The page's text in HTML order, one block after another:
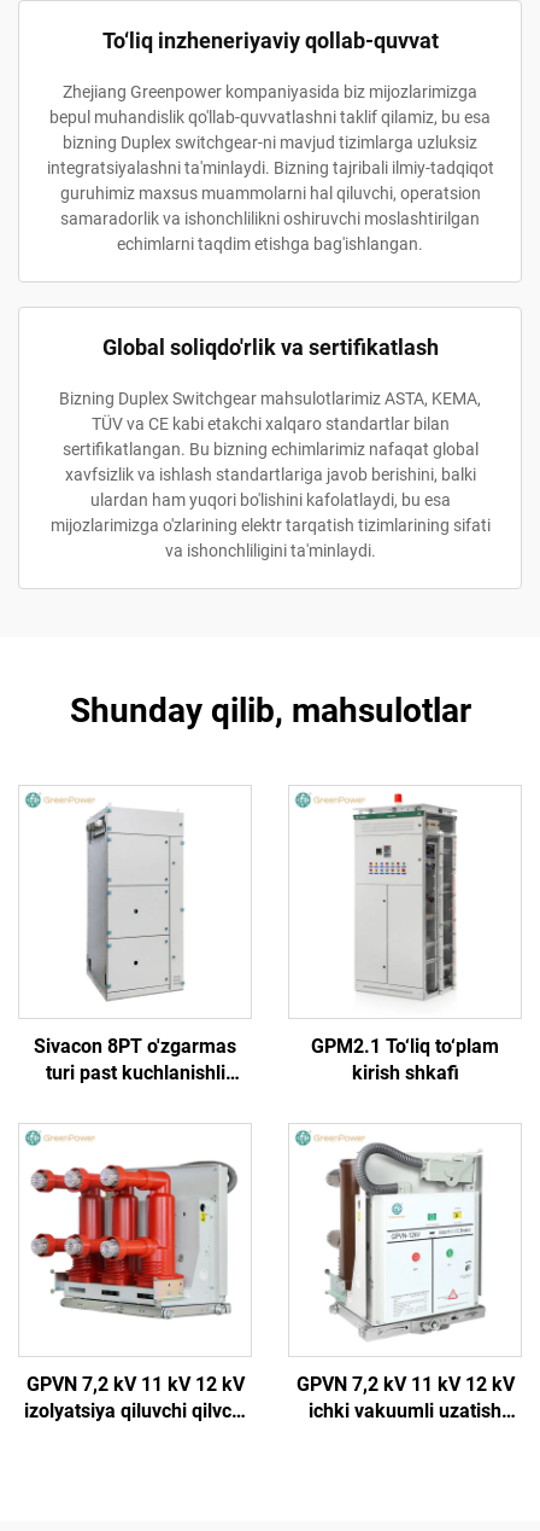
To‘liq inzheneriyaviy qollab-quvvat
Zhejiang Greenpower kompaniyasida biz mijozlarimizga
bepul muhandislik qo'llab-quvvatlashni taklif qilamiz, bu esa
bizning Duplex switchgear-ni mavjud tizimlarga uzluksiz
integratsiyalashni ta'minlaydi. Bizning tajribali ilmiy-tadqiqot
guruhimiz maxsus muammolarni hal qiluvchi, operatsion
samaradorlik va ishonchlilikni oshiruvchi moslashtirilgan
echimlarni taqdim etishga bag'ishlangan.
Global soliqdo'rlik va sertifikatlash
Bizning Duplex Switchgear mahsulotlarimiz ASTA, KEMA,
TÜV va CE kabi etakchi xalqaro standartlar bilan
sertifikatlangan. Bu bizning echimlarimiz nafaqat global
xavfsizlik va ishlash standartlariga javob berishini, balki
ulardan ham yuqori bo'lishini kafolatlaydi, bu esa
mijozlarimizga o'zlarining elektr tarqatish tizimlarining sifati
va ishonchliligini ta'minlaydi.
Shunday qilib, mahsulotlar
Sivacon 8PT o'zgarmas
turi past kuchlanishli
GPM2.1 To‘liq to‘plam
kirish shkafi
GPVN 7,2 kV 11 kV 12 kV
izolyatsiya qiluvchi qilvchi
GPVN 7,2 kV 11 kV 12 kV
ichki vakuumli uzatish